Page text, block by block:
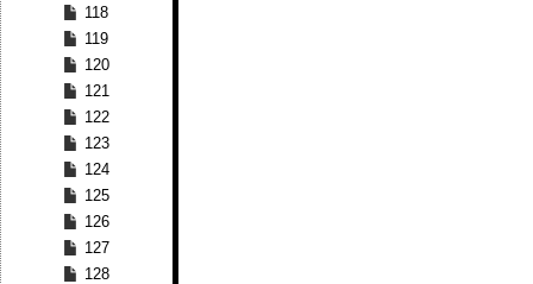
118
119
120
121
122
123
124
125
126
127
128